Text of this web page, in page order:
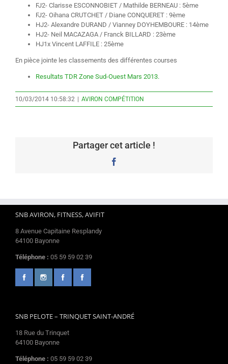
FJ2- Clarisse ESCONNOBIET / Mathilde BERNEAU : 5ème
FJ2- Oihana CRUTCHET / Diane CONQUERET : 9ème
HJ2- Alexandre DURAND / Vianney DOYHEMBOURE : 14ème
HJ2- Neil MACAZAGA / Franck BILLARD : 23ème
HJ1x Vincent LAFFILE : 25ème
En pièce jointe les classements des différentes courses
Resultats TDR Zone Sud-Ouest Mars 2013.
10/03/2014 10:58:32 | AVIRON COMPÉTITION
Partager cet article !
SNB AVIRON, FITNESS, AVIFIT
8 Avenue Capitaine Resplandy
64100 Bayonne
Téléphone : 05 59 59 02 39
SNB PELOTE – TRINQUET SAINT-ANDRÉ
18 Rue du Trinquet
64100 Bayonne
Téléphone : 05 59 59 02 39